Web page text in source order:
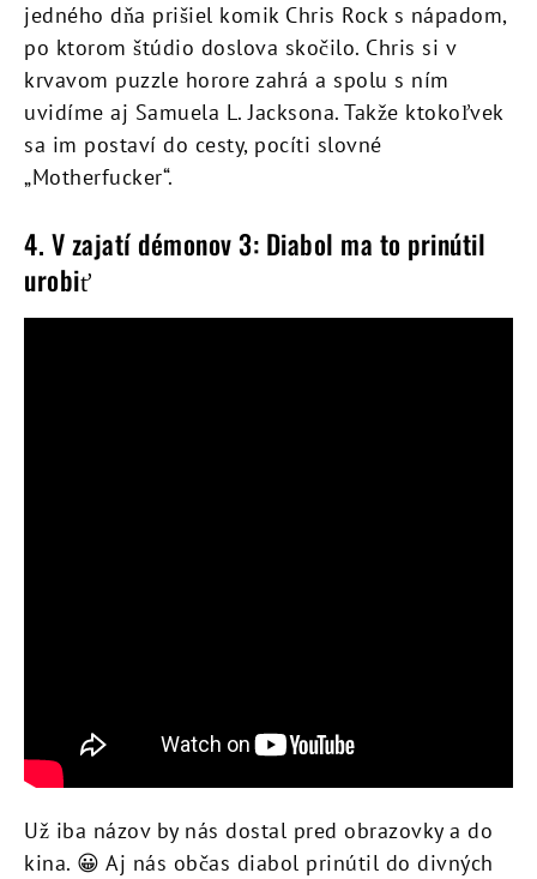
jedného dňa prišiel komik Chris Rock s nápadom,
po ktorom štúdio doslova skočilo. Chris si v
krvavom puzzle horore zahrá a spolu s ním
uvidíme aj Samuela L. Jacksona. Takže ktokoľvek
sa im postaví do cesty, pocíti slovné
„Motherfucker“.
4. V zajatí démonov 3: Diabol ma to prinútil
urobiť
Už iba názov by nás dostal pred obrazovky a do
kina. 😀 Aj nás občas diabol prinútil do divných